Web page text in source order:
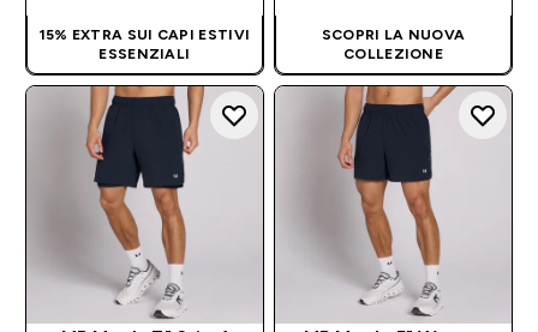
15% EXTRA SUI CAPI ESTIVI
ESSENZIALI
SCOPRI LA NUOVA
COLLEZIONE